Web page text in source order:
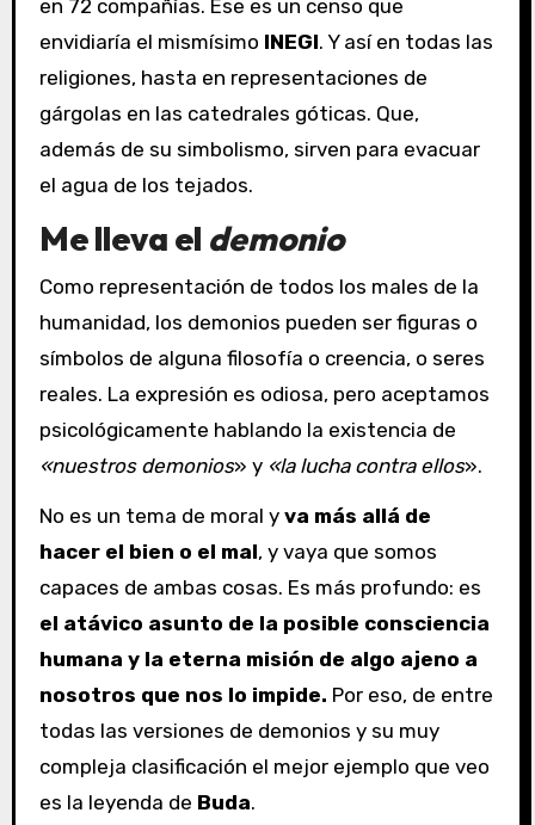
en 72 compañías. Ese es un censo que
envidiaría el mismísimo INEGI. Y así en todas las
religiones, hasta en representaciones de
gárgolas en las catedrales góticas. Que,
además de su simbolismo, sirven para evacuar
el agua de los tejados.
Me lleva el demonio
Como representación de todos los males de la
humanidad, los demonios pueden ser figuras o
símbolos de alguna filosofía o creencia, o seres
reales. La expresión es odiosa, pero aceptamos
psicológicamente hablando la existencia de
«nuestros demonios» y «la lucha contra ellos».
No es un tema de moral y va más allá de
hacer el bien o el mal, y vaya que somos
capaces de ambas cosas. Es más profundo: es
el atávico asunto de la posible consciencia
humana y la eterna misión de algo ajeno a
nosotros que nos lo impide. Por eso, de entre
todas las versiones de demonios y su muy
compleja clasificación el mejor ejemplo que veo
es la leyenda de Buda.